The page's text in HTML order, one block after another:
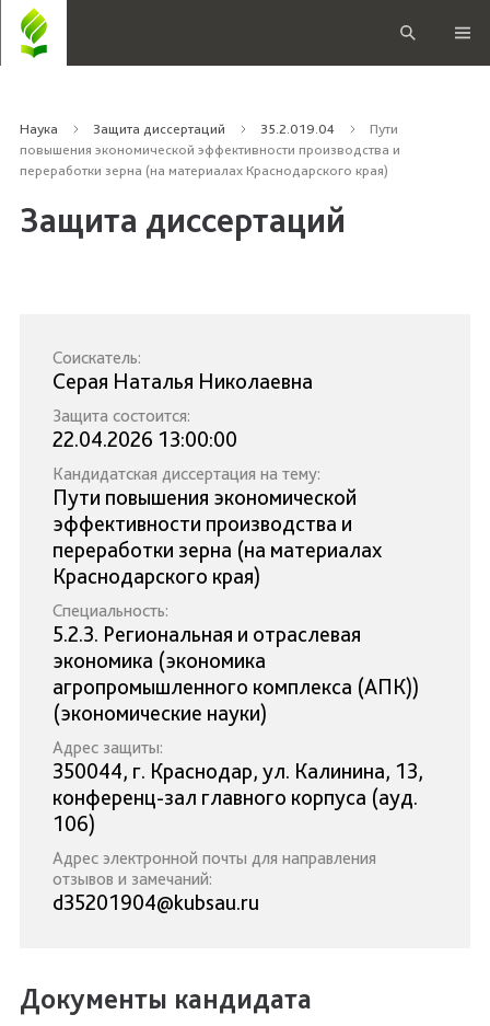
Наука Защита диссертаций 35.2.019.04
Пути
повышения экономической эффективности производства и
переработки зерна (на материалах Краснодарского края)
Защита диссертаций
Соискатель:
Серая Наталья Николаевна
Защита состоится:
22.04.2026 13:00:00
Кандидатская диссертация на тему:
Пути повышения экономической
эффективности производства и
переработки зерна (на материалах
Краснодарского края)
Специальность:
5.2.3. Региональная и отраслевая
экономика (экономика
агропромышленного комплекса (АПК))
(экономические науки)
Адрес защиты:
350044, г. Краснодар, ул. Калинина, 13,
конференц-зал главного корпуса (ауд.
106)
Адрес электронной почты для направления
отзывов и замечаний:
d35201904@kubsau.ru
Документы кандидата